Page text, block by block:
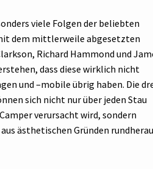
viele Folgen der beliebten
dem mittlerweile abgesetzten
Richard Hammond und
dass diese wirklich nicht
und –mobile übrig haben. Die
sich nicht nur über jeden Stau
verursacht wird, sondern
ästhetischen Gründen